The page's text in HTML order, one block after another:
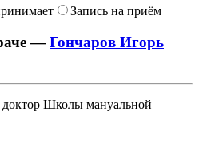
Запись на приём
—Гончаров Игорь
Школы мануальной